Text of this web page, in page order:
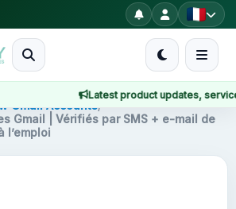
Latest product updates, service
Gmail Accounts/
Gmail | Vérifiés par SMS + e-mail de
l’emploi